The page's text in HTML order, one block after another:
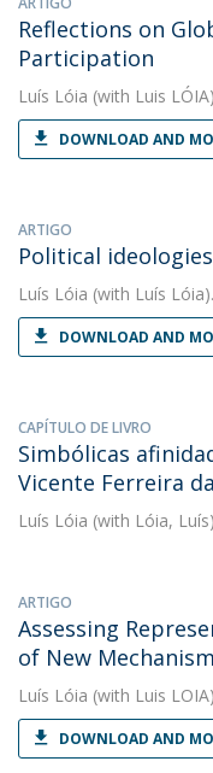
Reflections on
Participation
Luís Lóia (with Luis
DOWNLOAD AND
ARTIGO
Political
Luís Lóia (with Luís
DOWNLOAD AND
CAPÍTULO DE LIVRO
Simbólicas
Vicente Ferreira
Luís Lóia (with Lóia,
ARTIGO
Assessing
of New
Luís Lóia (with Luis
DOWNLOAD AND